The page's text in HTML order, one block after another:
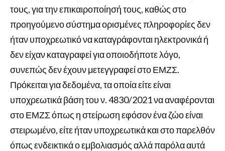
τους, για την επικαιροποίησή τους, καθώς στο
προηγούμενο σύστημα ορισμένες πληροφορίες δεν
ήταν υποχρεωτικό να καταγράφονται ηλεκτρονικά ή
δεν είχαν καταγραφεί για οποιοδήποτε λόγο,
συνεπώς δεν έχουν μετεγγραφεί στο ΕΜΖΣ.
Πρόκειται για δεδομένα, τα οποία είτε είναι
υποχρεωτικά βάση του ν. 4830/2021 να αναφέρονται
στο ΕΜΖΣ όπως η στείρωση εφόσον ένα ζώο είναι
στειρωμένο, είτε ήταν υποχρεωτικά και στο παρελθόν
όπως ενδεικτικά ο εμβολιασμός αλλά παρόλα αυτά